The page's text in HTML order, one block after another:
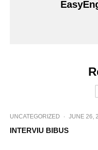
UNCATEGORIZED · JUNE 26,
INTERVIU BIBUS